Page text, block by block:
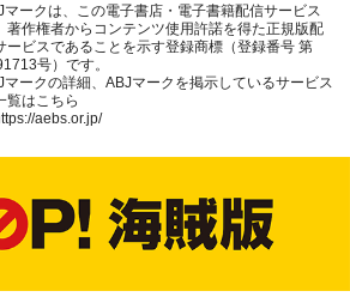
マークは、この電子書店・電子書籍配信サービス
著作権者からコンテンツ使用許諾を得た正規版配
ービスであることを示す登録商標（登録番号 第
号）です。
マークの詳細、ABJマークを掲示しているサービス
覧はこちら
aebs.or.jp/